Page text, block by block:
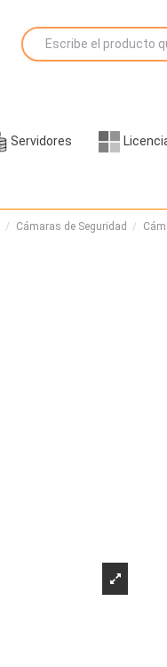
Servidores
Cámaras de Seguridad